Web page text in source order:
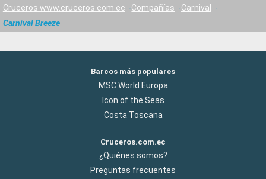
Cruceros www.cruceros.com.ec Compañías
Carnival
Carnival Breeze
Barcos más populares
MSC World Europa
Icon of the Seas
Costa Toscana
Cruceros.com.ec
¿Quiénes somos?
Preguntas frecuentes